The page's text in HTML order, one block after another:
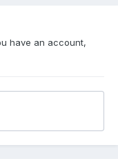
have an account,